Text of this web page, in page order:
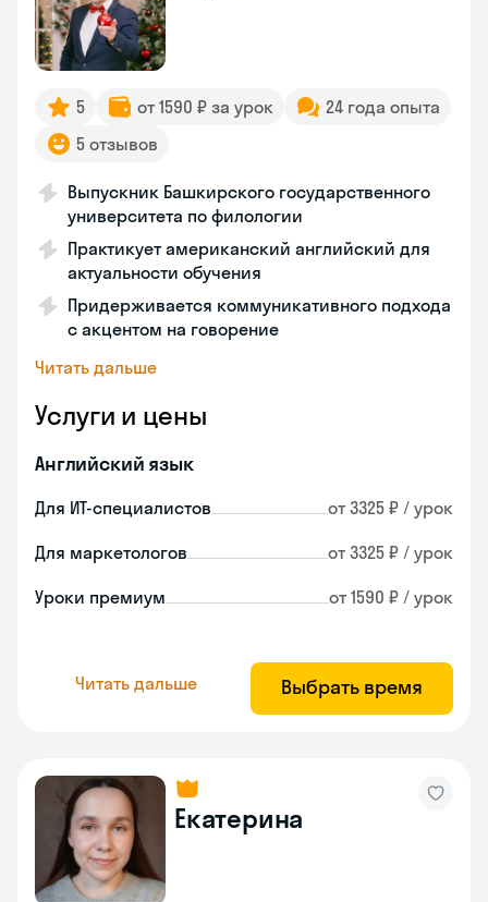
5 от 1590 ₽ за урок
24 года опыта
5 отзывов
Выпускник Башкирского государственного
университета по филологии
Практикует американский английский для
актуальности обучения
Придерживается коммуникативного подхода
с акцентом на говорение
Читать дальше
Услуги и цены
Английский язык
Для ИТ-специалистов от 3325 ₽ / урок
Для маркетологов от 3325 ₽ / урок
Уроки премиум от 1590 ₽ / урок
Читать дальше Выбрать время
Екатерина